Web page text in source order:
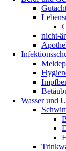
nicht-
Wasser und